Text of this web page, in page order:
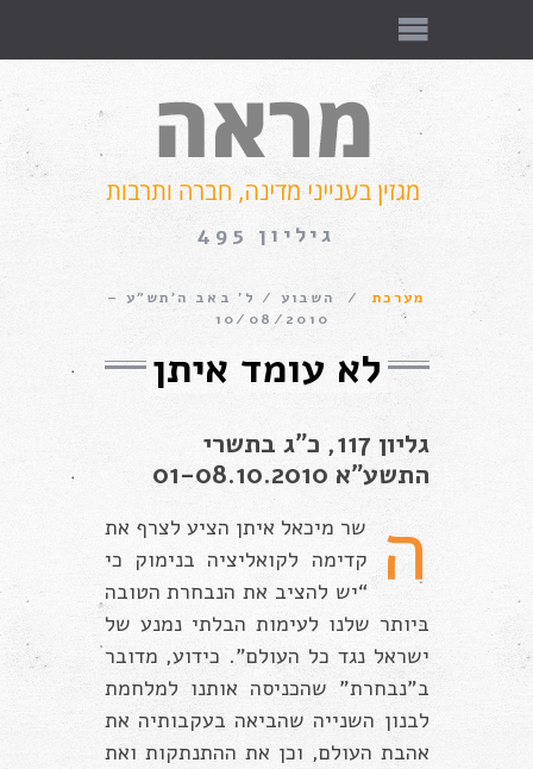
גיליון 495
מערכת השבוע
ל׳ באב ה׳תש״ע –
10/08/2010
לא עומד איתן
גליון 117, כ”ג בתשרי
התשע”א 01-08.10.2010
ה
שר מיכאל איתן הציע לצרף את
קדימה לקואליציה בנימוק כי
“יש להציב את הנבחרת הטובה
ביותר שלנו לעימות הבלתי נמנע של
ישראל נגד כל העולם”. כידוע, מדובר
ב”נבחרת” שהכניסה אותנו למלחמת
לבנון השנייה שהביאה בעקבותיה את
אהבת העולם, וכן את ההתנתקות ואת